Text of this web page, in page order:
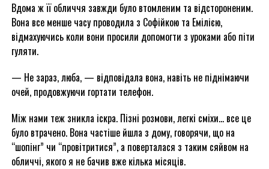
Вдома ж її обличчя завжди було втомленим та відстороненим.
Вона все менше часу проводила з Софійкою та Емілією,
відмахуючись коли вони просили допомогти з уроками або піти
гуляти.
— Не зараз, люба, — відповідала вона, навіть не піднімаючи
очей, продовжуючи гортати телефон.
Між нами теж зникла іскра. Пізні розмови, легкі сміхи… все це
було втрачено. Вона частіше йшла з дому, говорячи, що на
“шопінг” чи “провітритися”, а поверталася з таким сяйвом на
обличчі, якого я не бачив вже кілька місяців.